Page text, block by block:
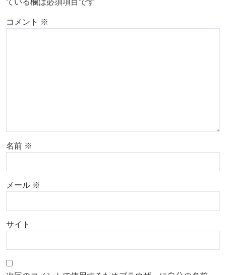
コメント ※
名前 ※
メール ※
サイト